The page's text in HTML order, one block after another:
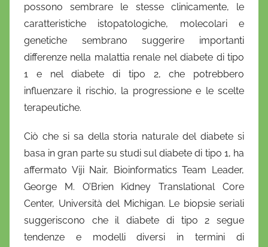
e
l
a
D
'
f
r
possono sembrare le stesse clinicamente, le
caratteristiche istopatologiche, molecolari e
genetiche sembrano suggerire importanti
differenze nella malattia renale nel diabete di tipo
1 e nel diabete di tipo 2, che potrebbero
influenzare il rischio, la progressione e le scelte
terapeutiche.
Ciò che si sa della storia naturale del diabete si
basa in gran parte su studi sul diabete di tipo 1, ha
affermato Viji Nair, Bioinformatics Team Leader,
George M. O’Brien Kidney Translational Core
Center, Università del Michigan. Le biopsie seriali
suggeriscono che il diabete di tipo 2 segue
tendenze e modelli diversi in termini di